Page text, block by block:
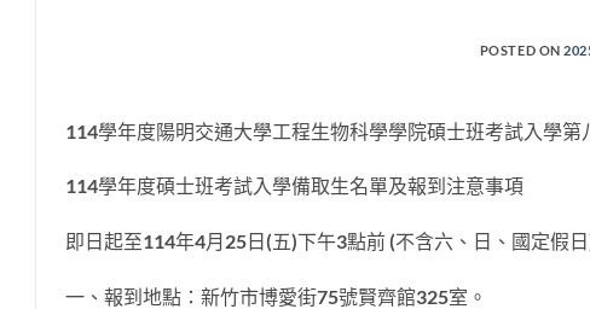
POSTED ON
114學年度陽明交通大學工程生物科學學院碩士班考試入學
114學年度碩士班考試入學備取生名單及報到注意事項
即日起至114年4月25日(五)下午3點前 (不含六、日、國定假
一、報到地點：新竹市博愛街75號賢齊館325室。